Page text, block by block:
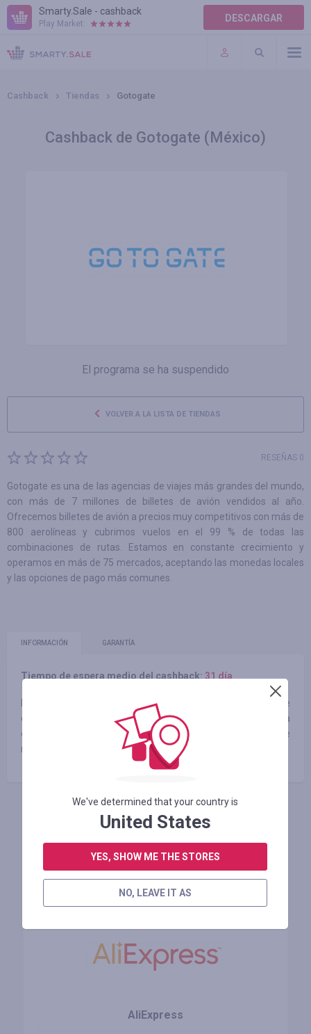
Smarty.Sale - cashback
Play Market: DESCARGAR
AYUDA
TÉRMINOS DE USO
Cashback Tiendas Gotogate
Cashback de Gotogate (México)
El programa se ha suspendido
VOLVER A LA LISTA DE TIENDAS
RESEÑAS 0
Gotogate es una de las agencias de viajes más grandes del mundo,
con más de 7 millones de billetes de avión vendidos al año.
Ofrecemos billetes de avión a precios muy competitivos con más de
800 aerolíneas y cubrimos vuelos en el 99 % de todas las
combinaciones de rutas. Estamos en constante crecimiento y
operamos en más de 75 mercados, aceptando las monedas locales
y las opciones de pago más comunes.
INFORMACIÓN GARANTÍA
Tiempo de espera medio del cashback: 31 día
Hay muchísimo que ver a las puertas de tu casa. Ya sea que
estés planeando unas vacaciones de verano con niños o una
escapada de fin de semana con tu pareja, tu próximo viaje
nunca se sintió tan cerca.
INICIE SESIÓN PARA DEJAR UNA RESEÑA
Tiendas similares
AliExpress
We've determined that your country is
United States
YES, SHOW ME THE STORES
NO, LEAVE IT AS